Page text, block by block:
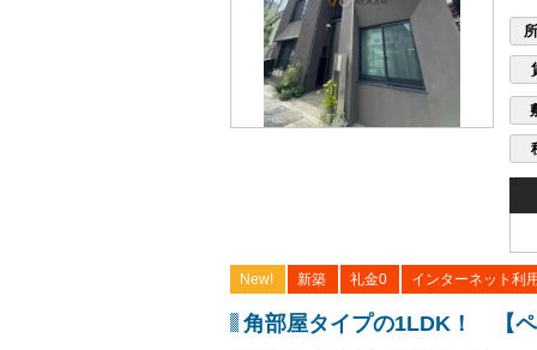
New! 新築 礼金0 インターネット利
角部屋タイプの1LDK！ 【